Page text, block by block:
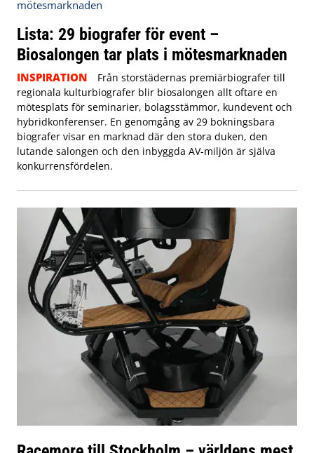
Lista: 29 biografer för event –
Biosalongen tar plats i mötesmarknaden
INSPIRATION
Från storstädernas premiärbiografer till
regionala kulturbiografer blir biosalongen allt oftare en
mötesplats för seminarier, bolagsstämmor, kundevent och
hybridkonferenser. En genomgång av 29 bokningsbara
biografer visar en marknad där den stora duken, den
lutande salongen och den inbyggda AV-miljön är själva
konkurrensfördelen.